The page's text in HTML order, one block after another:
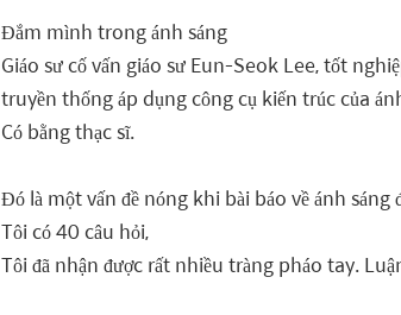
Đắm mình trong ánh sáng
Giáo sư cố vấn giáo sư Eun-Seok Lee, tốt
truyền thống áp dụng công cụ kiến trúc của
Có bằng thạc sĩ.
Đó là một vấn đề nóng khi bài báo về ánh
Tôi có 40 câu hỏi,
Tôi đã nhận được rất nhiều tràng pháo tay.